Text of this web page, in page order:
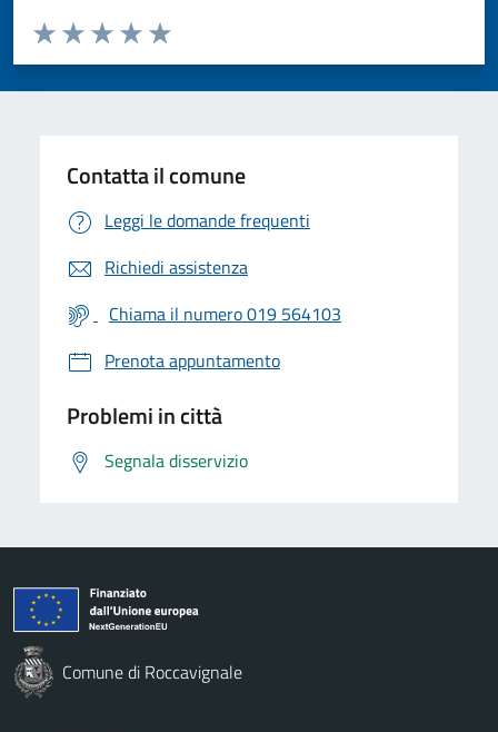
Valuta da 1 a 5 stelle la pagina
Valuta 5 stelle su 5
Valuta 4 stelle su 5
Valuta 3 stelle su 5
Valuta 2 stelle su 5
Valuta 1 stelle su 5
Contatta il comune
Leggi le domande frequenti
Richiedi assistenza
Chiama il numero 019 564103
Prenota appuntamento
Problemi in città
Segnala disservizio
Comune di Roccavignale